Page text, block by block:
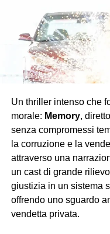
Un thriller intenso che
morale: Memory,
senza compromessi
la corruzione e la
attraverso una
un cast di grande
giustizia in un sistema
offrendo uno sguardo
vendetta privata.